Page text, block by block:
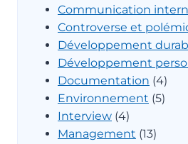
Communication
Controverse et
Développement
Développement
Documentation (4)
Environnement (5)
Interview (4)
Management (13)